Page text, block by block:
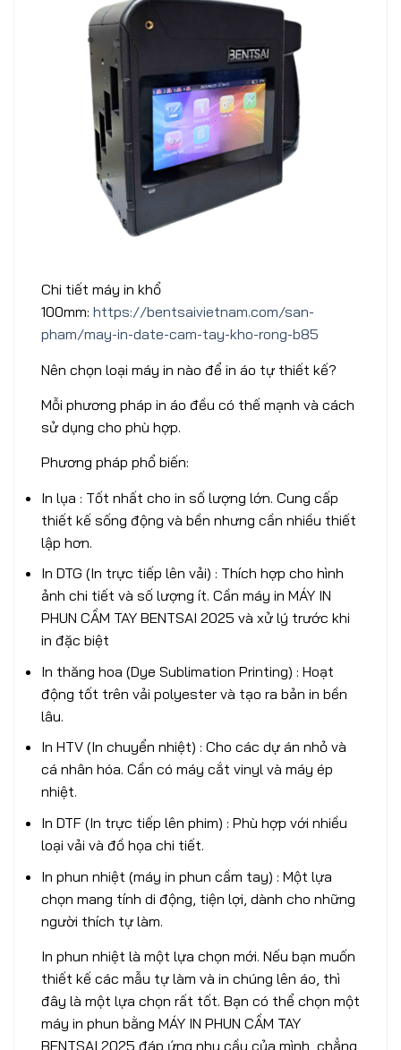
Chi tiết máy in khổ
100mm: https://bentsaivietnam.com/san-
pham/may-in-date-cam-tay-kho-rong-b85
Nên chọn loại máy in nào để in áo tự thiết kế?
Mỗi phương pháp in áo đều có thế mạnh và cách
sử dụng cho phù hợp.
Phương pháp phổ biến:
In lụa : Tốt nhất cho in số lượng lớn. Cung cấp
thiết kế sống động và bền nhưng cần nhiều thiết
lập hơn.
In DTG (In trực tiếp lên vải) : Thích hợp cho hình
ảnh chi tiết và số lượng ít. Cần máy in MÁY IN
PHUN CẦM TAY BENTSAI 2025 và xử lý trước khi
in đặc biệt
In thăng hoa (Dye Sublimation Printing) : Hoạt
động tốt trên vải polyester và tạo ra bản in bền
lâu.
In HTV (In chuyển nhiệt) : Cho các dự án nhỏ và
cá nhân hóa. Cần có máy cắt vinyl và máy ép
nhiệt.
In DTF (In trực tiếp lên phim) : Phù hợp với nhiều
loại vải và đồ họa chi tiết.
In phun nhiệt (máy in phun cầm tay) : Một lựa
chọn mang tính di động, tiện lợi, dành cho những
người thích tự làm.
In phun nhiệt là một lựa chọn mới. Nếu bạn muốn
thiết kế các mẫu tự làm và in chúng lên áo, thì
đây là một lựa chọn rất tốt. Bạn có thể chọn một
máy in phun bằng MÁY IN PHUN CẦM TAY
BENTSAI 2025 đáp ứng nhu cầu của mình, chẳng